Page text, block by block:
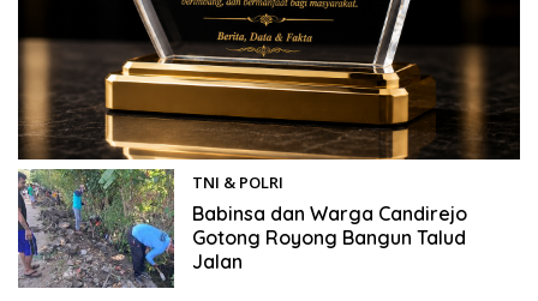
TNI & POLRI
Babinsa dan Warga Candirejo
Gotong Royong Bangun Talud
Jalan